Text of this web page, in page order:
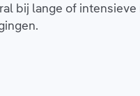
bij lange of